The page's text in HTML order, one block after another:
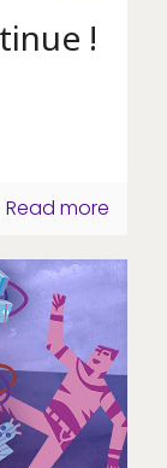
!
Read more